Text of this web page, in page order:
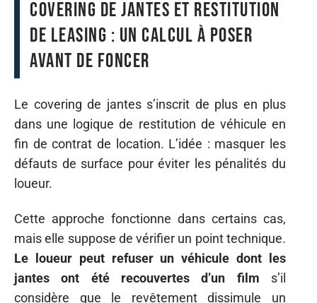
Covering de jantes et restitution
de leasing : un calcul à poser
avant de foncer
Le covering de jantes s’inscrit de plus en plus
dans une logique de restitution de véhicule en
fin de contrat de location. L’idée : masquer les
défauts de surface pour éviter les pénalités du
loueur.
Cette approche fonctionne dans certains cas,
mais elle suppose de vérifier un point technique.
Le loueur peut refuser un véhicule dont les
jantes ont été recouvertes d’un film s’il
considère que le revêtement dissimule un